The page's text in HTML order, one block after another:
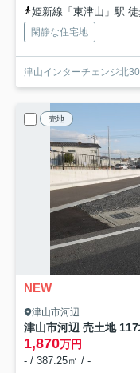
姫新線「東津山」駅
閑静な住宅地
津山インターチェンジ北
売地
NEW
津山市河辺
津山市河辺 売土地
1,870万円
- / 387.25㎡ / -